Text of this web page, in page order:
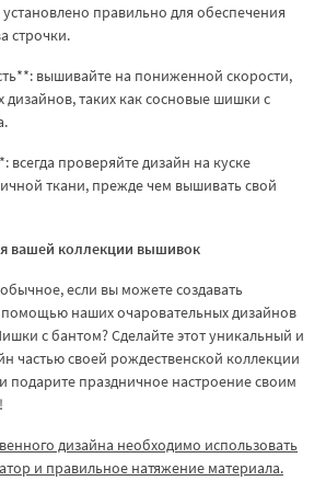
правильно для обеспечения
строчки.
вышивайте на пониженной скорости,
таких как сосновые шишки с
всегда проверяйте дизайн на куске
ткани, прежде чем вышивать свой
вашей коллекции вышивок
если вы можете создавать
наших очаровательных дизайнов
с бантом? Сделайте этот уникальный и
частью своей рождественской коллекции
подарите праздничное настроение своим
дизайна необходимо использовать
и правильное натяжение материала.